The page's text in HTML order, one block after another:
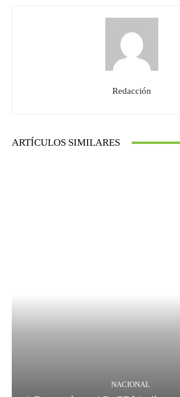
Redacción
ARTÍCULOS SIMILARES
NACIONAL